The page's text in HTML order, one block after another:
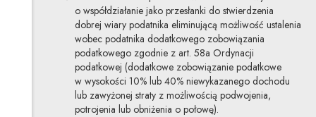
o współdziałanie jako przesłanki do stwierdzenia
dobrej wiary podatnika eliminującą możliwość ustalenia
wobec podatnika dodatkowego zobowiązania
podatkowego zgodnie z art. 58a Ordynacji
podatkowej (dodatkowe zobowiązanie podatkowe
w wysokości 10% lub 40% niewykazanego dochodu
lub zawyżonej straty z możliwością podwojenia,
potrojenia lub obniżenia o połowę).